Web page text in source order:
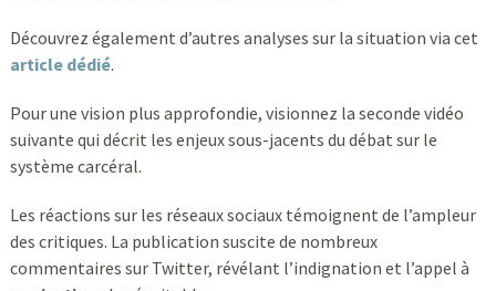
Découvrez également d’autres analyses sur la situation via cet
article dédié.
Pour une vision plus approfondie, visionnez la seconde vidéo
suivante qui décrit les enjeux sous-jacents du débat sur le
système carcéral.
Les réactions sur les réseaux sociaux témoignent de l’ampleur
des critiques. La publication suscite de nombreux
commentaires sur Twitter, révélant l’indignation et l’appel à